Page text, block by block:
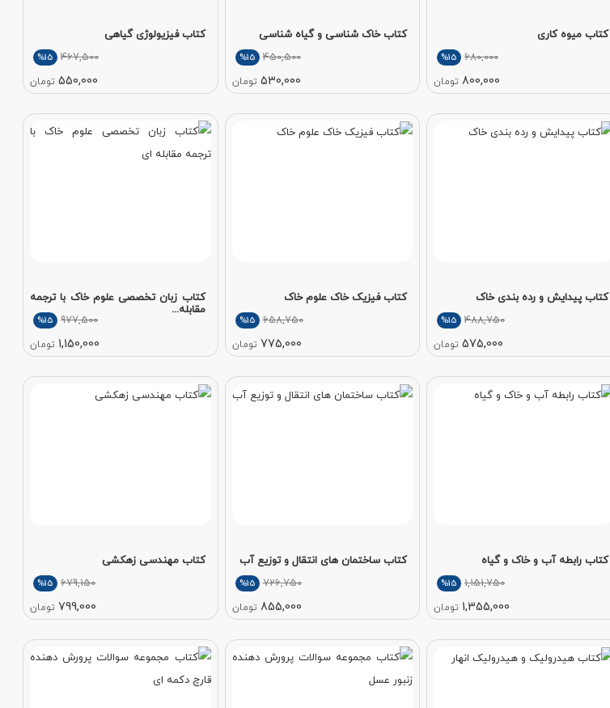
کتاب میوه کاری
680,000
%15
800,000 تومان
کتاب خاک شناسی و گیاه شناسی
450,500
%15
530,000 تومان
کتاب فیزیولوژی گیاهی
467,500
%15
550,000 تومان
کتاب پیدایش و رده بندی خاک
488,750
%15
575,000 تومان
کتاب فیزیک خاک علوم خاک
658,750
%15
775,000 تومان
کتاب زبان تخصصی علوم خاک با ترجمه
مقابله...
977,500
%15
1,150,000 تومان
کتاب رابطه آب و خاک و گیاه
1,151,750
%15
1,355,000 تومان
کتاب ساختمان های انتقال و توزیع آب
726,750
%15
855,000 تومان
کتاب مهندسی زهکشی
679,150
%15
799,000 تومان